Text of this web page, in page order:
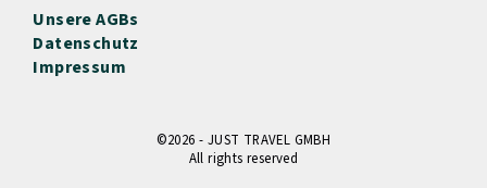
Unsere AGBs
Datenschutz
Impressum
©2026 - JUST TRAVEL GMBH
All rights reserved